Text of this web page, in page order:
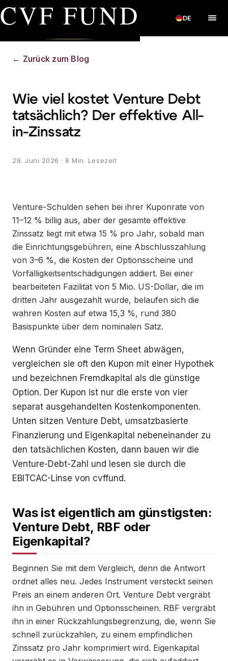
CVF FUND DE
← Zurück zum Blog
Wie viel kostet Venture Debt
tatsächlich? Der effektive All-
in-Zinssatz
28. Juni 2026 · 8 Min. Lesezeit
Venture-Schulden sehen bei ihrer Kuponrate von
11–12 % billig aus, aber der gesamte effektive
Zinssatz liegt mit etwa 15 % pro Jahr, sobald man
die Einrichtungsgebühren, eine Abschlusszahlung
von 3–6 %, die Kosten der Optionsscheine und
Vorfälligkeitsentschädigungen addiert. Bei einer
bearbeiteten Fazilität von 5 Mio. US-Dollar, die im
dritten Jahr ausgezahlt wurde, belaufen sich die
wahren Kosten auf etwa 15,3 %, rund 380
Basispunkte über dem nominalen Satz.
Wenn Gründer eine Term Sheet abwägen,
vergleichen sie oft den Kupon mit einer Hypothek
und bezeichnen Fremdkapital als die günstige
Option. Der Kupon ist nur die erste von vier
separat ausgehandelten Kostenkomponenten.
Unten sitzen Venture Debt, umsatzbasierte
Finanzierung und Eigenkapital nebeneinander zu
den tatsächlichen Kosten, dann bauen wir die
Venture-Debt-Zahl und lesen sie durch die
EBITCAC-Linse von cvffund.
Was ist eigentlich am günstigsten:
Venture Debt, RBF oder
Eigenkapital?
Beginnen Sie mit dem Vergleich, denn die Antwort
ordnet alles neu. Jedes Instrument versteckt seinen
Preis an einem anderen Ort. Venture Debt vergräbt
ihn in Gebühren und Optionsscheinen. RBF vergräbt
ihn in einer Rückzahlungsbegrenzung, die, wenn Sie
schnell zurückzahlen, zu einem empfindlichen
Zinssatz pro Jahr komprimiert wird. Eigenkapital